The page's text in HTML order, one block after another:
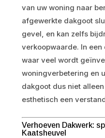
van uw woning naar
afgewerkte dakgoot
gevel, en kan zelfs
verkoopwaarde. In
waar veel wordt
woningverbetering en
dakgoot dus niet
esthetisch een
Verhoeven Dakwerk:
Kaatsheuvel